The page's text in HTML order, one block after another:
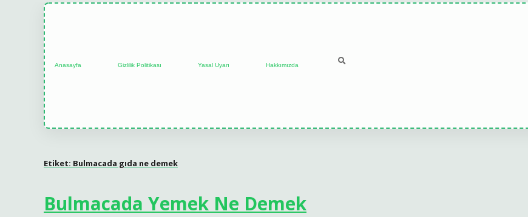
Anasayfa Gizlilik Politikası Yasal Uyarı Hakkımızda
Etiket: Bulmacada gıda ne demek
Bulmacada Yemek Ne Demek